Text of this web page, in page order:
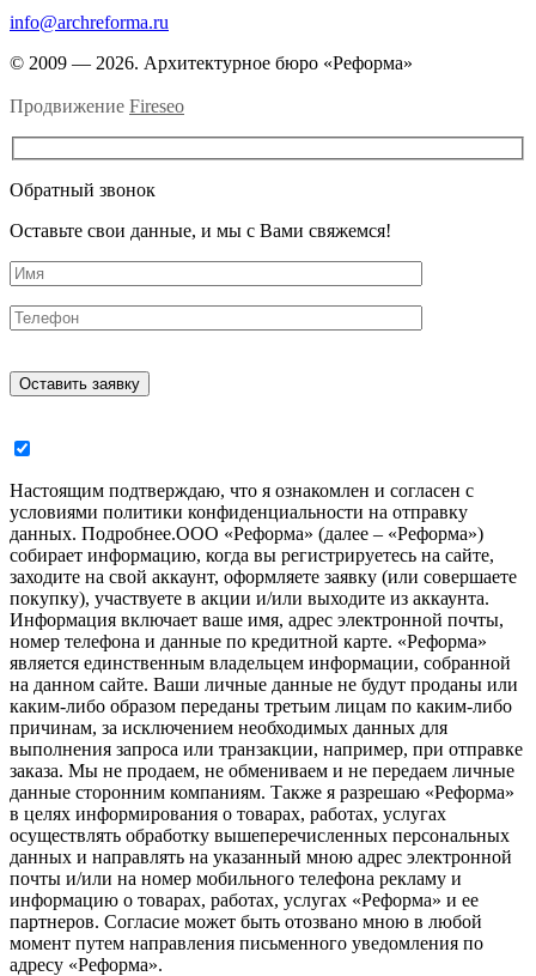
info@archreforma.ru
© 2009 — 2026. Архитектурное бюро «Реформа»
Продвижение Fireseo
Обратный звонок
Оставьте свои данные, и мы с Вами свяжемся!
Настоящим подтверждаю, что я ознакомлен и согласен с
условиями политики конфиденциальности на отправку
данных. Подробнее.ООО «Реформа» (далее – «Реформа»)
собирает информацию, когда вы регистрируетесь на сайте,
заходите на свой аккаунт, оформляете заявку (или совершаете
покупку), участвуете в акции и/или выходите из аккаунта.
Информация включает ваше имя, адрес электронной почты,
номер телефона и данные по кредитной карте. «Реформа»
является единственным владельцем информации, собранной
на данном сайте. Ваши личные данные не будут проданы или
каким-либо образом переданы третьим лицам по каким-либо
причинам, за исключением необходимых данных для
выполнения запроса или транзакции, например, при отправке
заказа. Мы не продаем, не обмениваем и не передаем личные
данные сторонним компаниям. Также я разрешаю «Реформа»
в целях информирования о товарах, работах, услугах
осуществлять обработку вышеперечисленных персональных
данных и направлять на указанный мною адрес электронной
почты и/или на номер мобильного телефона рекламу и
информацию о товарах, работах, услугах «Реформа» и ее
партнеров. Согласие может быть отозвано мною в любой
момент путем направления письменного уведомления по
адресу «Реформа».